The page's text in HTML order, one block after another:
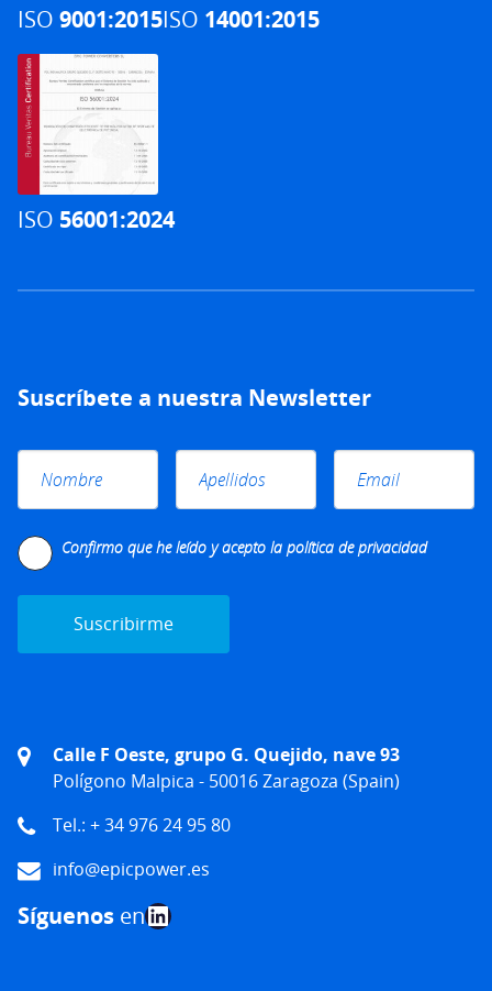
ISO 9001:2015ISO 14001:2015
ISO 56001:2024
Suscríbete a nuestra Newsletter
Confirmo que he leído y acepto la política de privacidad
Calle F Oeste, grupo G. Quejido, nave 93
Polígono Malpica - 50016 Zaragoza (Spain)
Tel.: + 34 976 24 95 80
info@epicpower.es
Síguenos enLinkedIn